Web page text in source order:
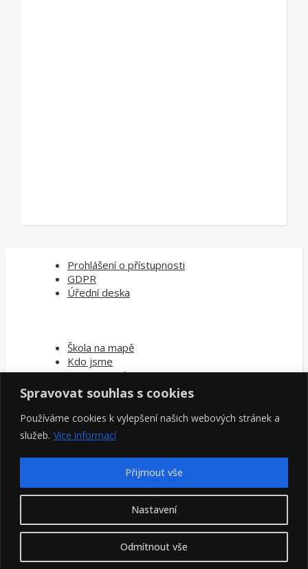
Spravovat souhlas s cookies
Používáme cookies k vylepšení našich webových stránek a
služeb. Více informací
Nastavení
Odmítnout vše
Přijmout vše
Prohlášení o přístupnosti
GDPR
Úřední deska
Škola na mapě
Kdo jsme
Oznamovací povinnost
Kontakty pedag. pracovníci
Kontakty škola
ZŠ Zubří -2026 ©